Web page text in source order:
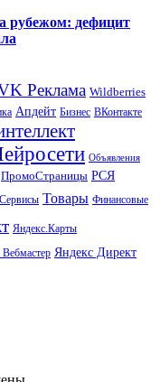
рубежом: дефицит
Реклама Wildberries
Апдейт Бизнес ВКонтакте
Объявления
ПромоСтраницы РСЯ
Сервисы Товары Финансовые
Яндекс.Карты
Вебмастер Яндекс Директ